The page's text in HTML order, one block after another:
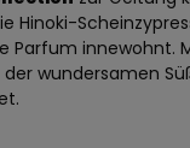
Hinoki-
Parfum innewohnt.
wundersamen